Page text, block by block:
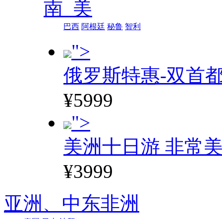
南 美
巴西 阿根廷 秘鲁 智利
">
俄罗斯特惠-双首
¥5999
">
美洲十日游 非常
¥3999
亚洲、 中东非洲